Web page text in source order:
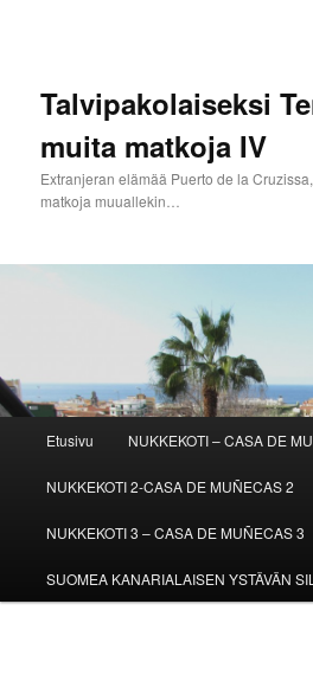
Talvipakolaiseksi
muita matkoja IV
Extranjeran elämää Puerto de la
matkoja muuallekin…
Etusivu NUKKEKOTI – CASA DE
NUKKEKOTI 2-CASA DE MUÑECAS 2
NUKKEKOTI 3 – CASA DE MUÑECAS 3
SUOMEA KANARIALAISEN YSTÄVÄN